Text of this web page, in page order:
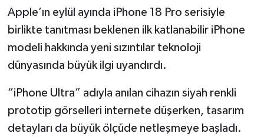
Apple’ın eylül ayında iPhone 18 Pro serisiyle
birlikte tanıtması beklenen ilk katlanabilir iPhone
modeli hakkında yeni sızıntılar teknoloji
dünyasında büyük ilgi uyandırdı.
“iPhone Ultra” adıyla anılan cihazın siyah renkli
prototip görselleri internete düşerken, tasarım
detayları da büyük ölçüde netleşmeye başladı.
Gündem
Hisarcık
Köşe Yazıları
Kültür Sanat